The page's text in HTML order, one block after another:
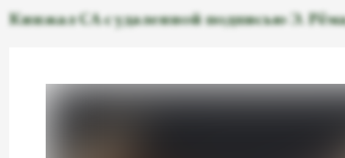
Кинжал СА с удаленной подписью Э.